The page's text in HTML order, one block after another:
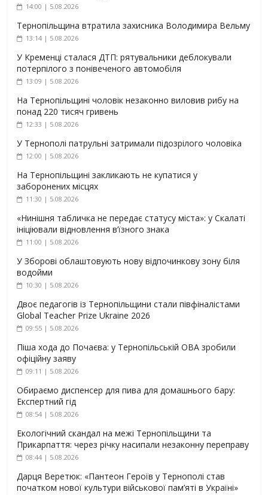
14:00 | 5.08.2026
Тернопільщина втратила захисника Володимира Вельму
13:14 | 5.08.2026
У Кременці сталася ДТП: рятувальники деблокували
потерпілого з понівеченого автомобіля
13:09 | 5.08.2026
На Тернопільщині чоловік незаконно виловив рибу на
понад 220 тисяч гривень
12:33 | 5.08.2026
У Тернополі патрульні затримали підозрілого чоловіка
12:00 | 5.08.2026
На Тернопільщині закликають не купатися у
заборонених місцях
11:30 | 5.08.2026
«Нинішня табличка не передає статусу міста»: у Скалаті
ініціювали відновлення в’їзного знака
11:00 | 5.08.2026
У Зборові облаштовують нову відпочинкову зону біля
водойми
10:30 | 5.08.2026
Двоє педагогів із Тернопільщини стали півфіналістами
Global Teacher Prize Ukraine 2026
09:55 | 5.08.2026
Піша хода до Почаєва: у Тернопільській ОВА зробили
офіційну заяву
09:11 | 5.08.2026
Обираємо диспенсер для пива для домашнього бару:
Експертний гід
08:54 | 5.08.2026
Екологічний скандал на межі Тернопільщини та
Прикарпаття: через річку насипали незаконну переправу
08:44 | 5.08.2026
Дарця Веретюк: «Пантеон Героїв у Тернополі став
початком нової культури військової пам’яті в Україні»